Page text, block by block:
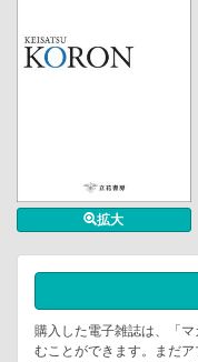
拡大
購入した電子雑誌は、「
むことができます。まだア